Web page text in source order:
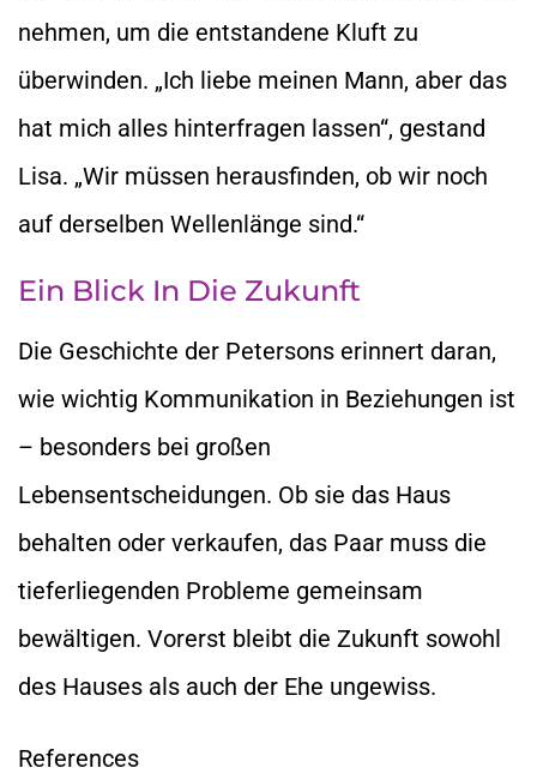
nehmen, um die entstandene Kluft zu
überwinden. „Ich liebe meinen Mann, aber das
hat mich alles hinterfragen lassen“, gestand
Lisa. „Wir müssen herausfinden, ob wir noch
auf derselben Wellenlänge sind.“
Ein Blick In Die Zukunft
Die Geschichte der Petersons erinnert daran,
wie wichtig Kommunikation in Beziehungen ist
– besonders bei großen
Lebensentscheidungen. Ob sie das Haus
behalten oder verkaufen, das Paar muss die
tieferliegenden Probleme gemeinsam
bewältigen. Vorerst bleibt die Zukunft sowohl
des Hauses als auch der Ehe ungewiss.
References